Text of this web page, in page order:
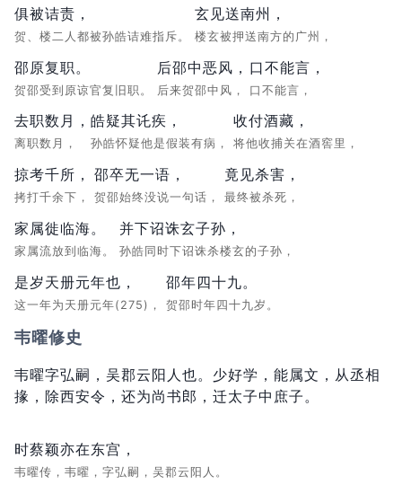
俱被诘责，
贺、楼二人都被孙皓诘难指斥。
玄见送南州，
楼玄被押送南方的广州，
邵原复职。
贺邵受到原谅官复旧职。
后邵中恶风，
后来贺邵中风，
口不能言，
口不能言，
去职数月，
离职数月，
皓疑其讬疾，
孙皓怀疑他是假装有病，
收付酒藏，
将他收捕关在酒窖里，
掠考千所，
拷打千余下，
邵卒无一语，
贺邵始终没说一句话，
竟见杀害，
最终被杀死，
家属徙临海。
家属流放到临海。
并下诏诛玄子孙，
孙皓同时下诏诛杀楼玄的子孙，
是岁天册元年也，
这一年为天册元年(275)，
邵年四十九。
贺邵时年四十九岁。
韦曜修史
韦曜字弘嗣，吴郡云阳人也。少好学，能属文，从丞相
掾，除西安令，还为尚书郎，迁太子中庶子。
时蔡颖亦在东宫，
韦曜传，韦曜，字弘嗣，吴郡云阳人。